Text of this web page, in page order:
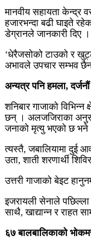
मानवीय सहायता केन्द्र
हजारभन्दा बढी घाइते
डेग्रानले जानकारी दिए ।
‘धेरैजसोको टाउको र
अभावले उपचार सम्भव
अन्यत्र पनि हमला, दर्जनौं
शनिबार गाजाको
छन् । अलजजिराका
जनाको मृत्यु भएको छ
त्यस्तै, जबालियामा दुई
उता, शाती शरणार्थी
उत्तरी गाजाको बेइट
इजरायली सेनाले
साथै, खाद्यान्न र राहत
६७ बालबालिकाको